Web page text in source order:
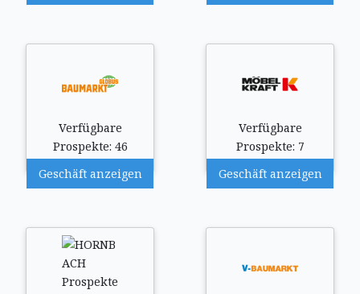
Verfügbare
Prospekte: 46
Geschäft anzeigen
Verfügbare
Prospekte: 7
Geschäft anzeigen